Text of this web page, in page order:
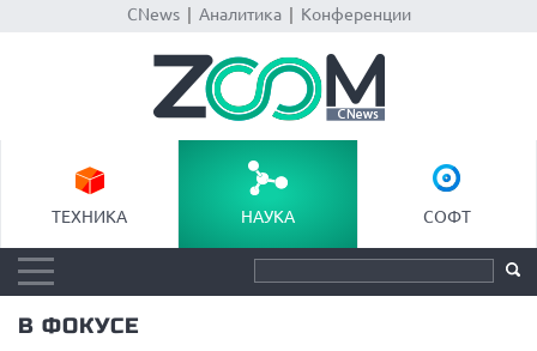
CNews| Аналитика| Конференции
ТЕХНИКА НАУКА СОФТ
В ФОКУСЕ